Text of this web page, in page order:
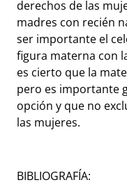
derechos de las
madres con recién
ser importante el
figura materna con
es cierto que la
pero es importante
opción y que no
las mujeres.
BIBLIOGRAFÍA: